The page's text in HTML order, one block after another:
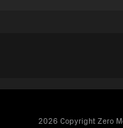
2026 Copyright Zero